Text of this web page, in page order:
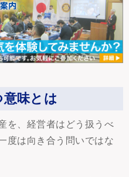
味とは
を、経営者はどう扱うべ
度は向き合う問いではな